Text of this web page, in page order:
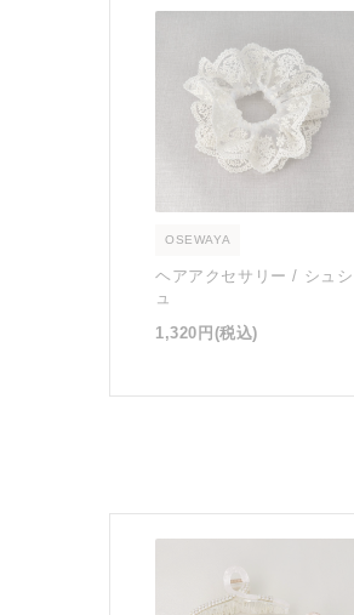
OSEWAYA
ヘアアクセサリー / シュシ
ュ
1,320円 (税込)